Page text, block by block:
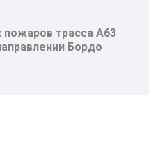
трасса A63
Бордо